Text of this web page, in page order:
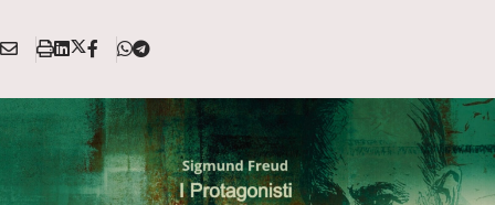
Condividi:
E
A
S
a
m
L
n
e
d
X
T
i
F
T
l
e
g
r